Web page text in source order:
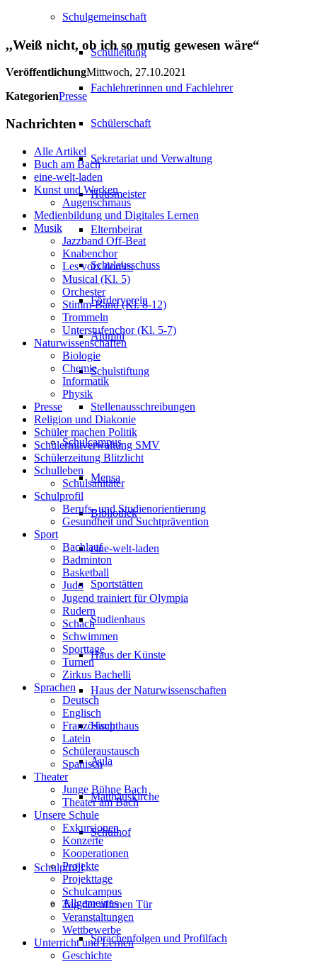
Schulgemeinschaft
Schulleitung
Fachlehrerinnen und Fachlehrer
Schülerschaft
Sekretariat und Verwaltung
Hausmeister
Elternbeirat
Schulausschuss
Förderverein
Alumni
Schulstiftung
Stellenausschreibungen
Schulcampus
Mensa
Bibliothek
eine-welt-laden
Sportstätten
Studienhaus
Haus der Künste
Haus der Naturwissenschaften
Haupthaus
Aula
Matthäuskirche
Schulhof
Schulprofil
Allgemeines
Sprachenfolgen und Profilfach
,,Weiß nicht, ob ich so mutig gewesen wäre“
VeröffentlichungMittwoch, 27.10.2021
KategorienPresse
Nachrichten
Alle Artikel
Buch am Bach
eine-welt-laden
Kunst und Werken
Augenschmaus
Medienbildung und Digitales Lernen
Musik
Jazzband Off-Beat
Knabenchor
Les voix dorées
Musical (Kl. 5)
Orchester
Stimm-Band (Kl. 8-12)
Trommeln
Unterstufenchor (Kl. 5-7)
Naturwissenschaften
Biologie
Chemie
Informatik
Physik
Presse
Religion und Diakonie
Schüler machen Politik
Schülermitverwaltung SMV
Schülerzeitung Blitzlicht
Schulleben
Schulsanitäter
Schulprofil
Berufs- und Studienorientierung
Gesundheit und Suchtprävention
Sport
Bachlauf
Badminton
Basketball
Judo
Jugend trainiert für Olympia
Rudern
Schach
Schwimmen
Sporttage
Turnen
Zirkus Bachelli
Sprachen
Deutsch
Englisch
Französisch
Latein
Schüleraustausch
Spanisch
Theater
Junge Bühne Bach
Theater am Bach
Unsere Schule
Exkursionen
Konzerte
Kooperationen
Projekte
Projekttage
Schulcampus
Tag der offenen Tür
Veranstaltungen
Wettbewerbe
Unterricht und Lernen
Geschichte